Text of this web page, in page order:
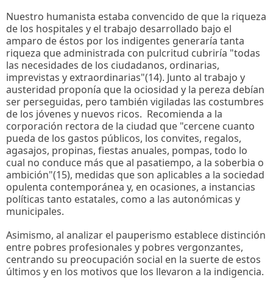
Nuestro humanista estaba convencido de que la riqueza
de los hospitales y el trabajo desarrollado bajo el
amparo de éstos por los indigentes generaría tanta
riqueza que administrada con pulcritud cubriría "todas
las necesidades de los ciudadanos, ordinarias,
imprevistas y extraordinarias"(14). Junto al trabajo y
austeridad proponía que la ociosidad y la pereza debían
ser perseguidas, pero también vigiladas las costumbres
de los jóvenes y nuevos ricos. Recomienda a la
corporación rectora de la ciudad que "cercene cuanto
pueda de los gastos públicos, los convites, regalos,
agasajos, propinas, fiestas anuales, pompas, todo lo
cual no conduce más que al pasatiempo, a la soberbia o
ambición"(15), medidas que son aplicables a la sociedad
opulenta contemporánea y, en ocasiones, a instancias
políticas tanto estatales, como a las autonómicas y
municipales.
Asimismo, al analizar el pauperismo establece distinción
entre pobres profesionales y pobres vergonzantes,
centrando su preocupación social en la suerte de estos
últimos y en los motivos que los llevaron a la indigencia.